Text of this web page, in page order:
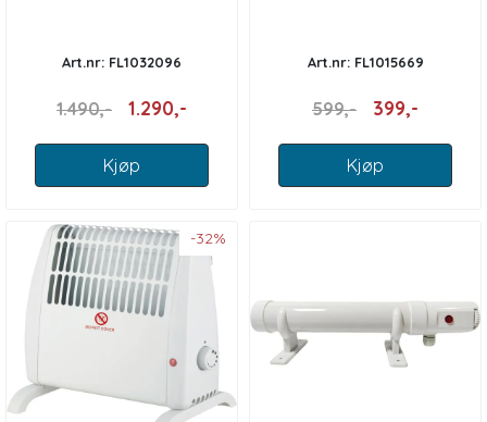
Art.nr: FL1032096
1.490,- 1.290,-
Kjøp
Art.nr: FL1015669
599,- 399,-
Kjøp
-32%